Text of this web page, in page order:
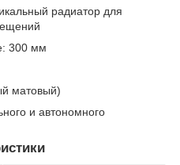
радиатор для
300 мм
матовый)
и автономного